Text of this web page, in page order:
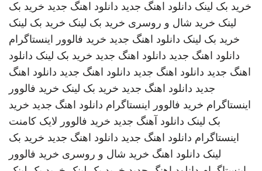
خرید بک لینک دانلود اهنگ جدید دانلود اهنگ جدید خرید بک
لینک خرید شال و روسری خرید بک لینک خرید بک لینک
خرید بک لینک دانلود اهنگ جدید خرید فالوور اینستاگرام
دانلود اهنگ جدید دانلود اهنگ جدید خرید بک لینک دانلود
اهنگ جدید دانلود اهنگ جدید دانلود اهنگ جدید دانلود اهنگ
جدید دانلود اهنگ جدید خرید بک لینک خرید فالوور
اینستاگرام خرید فالوور اینستاگرام دانلود اهنگ جدید خرید
بک لینک دانلود آهنگ جدید خرید فالوور لایک کامنت
اینستاگرام دانلود اهنگ جدید دانلود اهنگ جدید خرید بک
لینک دانلود اهنگ خرید شال و روسری خرید فالوور